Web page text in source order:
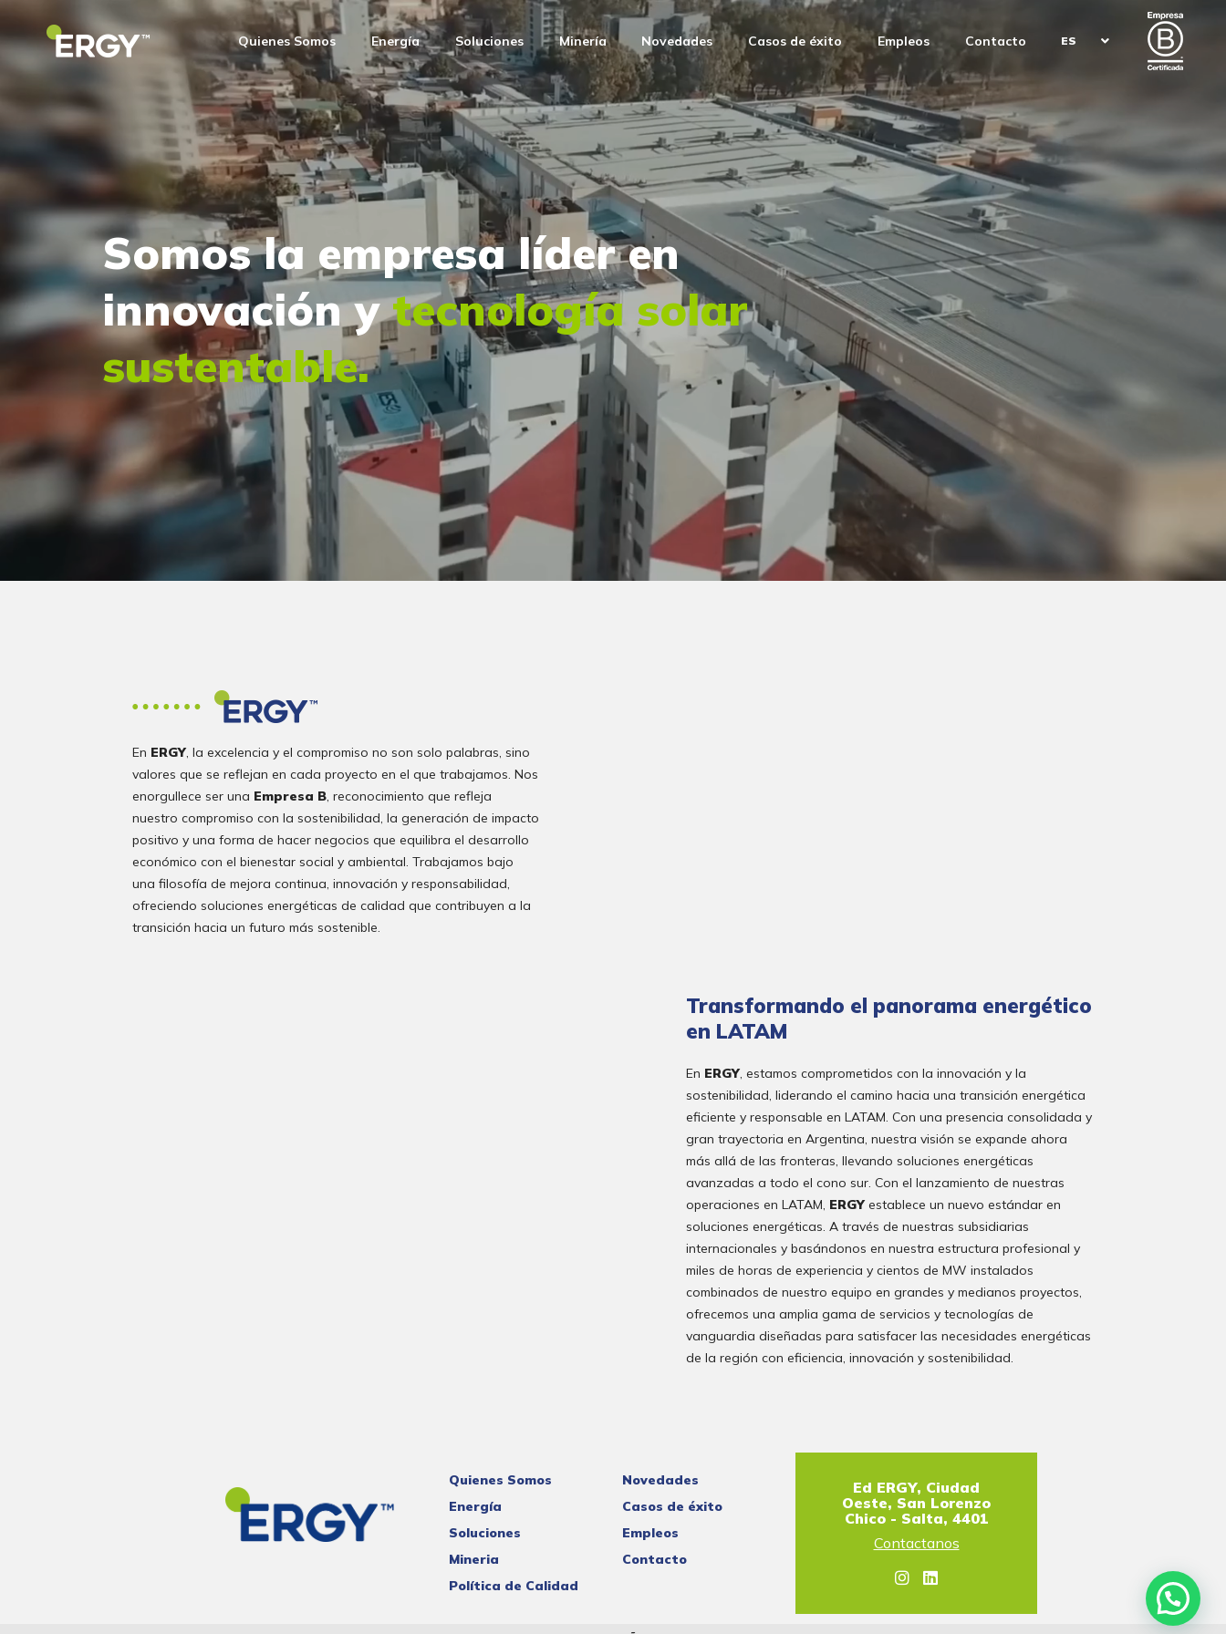
Quienes Somos Energía Soluciones Minería Novedades Casos de éxito Empleos Contacto ES
Somos la empresa líder en
innovación ytecnología solar
sustentable.
En ERGY, la excelencia y el compromiso no son solo palabras, sino
valores que se reflejan en cada proyecto en el que trabajamos. Nos
enorgullece ser una Empresa B, reconocimiento que refleja
nuestro compromiso con la sostenibilidad, la generación de impacto
positivo y una forma de hacer negocios que equilibra el desarrollo
económico con el bienestar social y ambiental. Trabajamos bajo
una filosofía de mejora continua, innovación y responsabilidad,
ofreciendo soluciones energéticas de calidad que contribuyen a la
transición hacia un futuro más sostenible.
Transformando el panorama energético
en LATAM
En ERGY, estamos comprometidos con la innovación y la
sostenibilidad, liderando el camino hacia una transición energética
eficiente y responsable en LATAM. Con una presencia consolidada y
gran trayectoria en Argentina, nuestra visión se expande ahora
más allá de las fronteras, llevando soluciones energéticas
avanzadas a todo el cono sur. Con el lanzamiento de nuestras
operaciones en LATAM, ERGYestablece un nuevo estándar en
soluciones energéticas. A través de nuestras subsidiarias
internacionales y basándonos en nuestra estructura profesional y
miles de horas de experiencia y cientos de MW instalados
combinados de nuestro equipo en grandes y medianos proyectos,
ofrecemos una amplia gama de servicios y tecnologías de
vanguardia diseñadas para satisfacer las necesidades energéticas
de la región con eficiencia, innovación y sostenibilidad.
Quienes Somos
Energía
Soluciones
Mineria
Política de Calidad
Novedades
Casos de éxito
Empleos
Contacto
Ed ERGY, Ciudad
Oeste, San Lorenzo
Chico - Salta, 4401
Contactanos